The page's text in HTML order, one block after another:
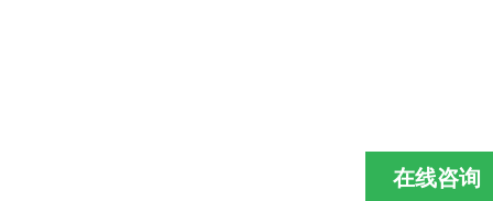
在线咨询